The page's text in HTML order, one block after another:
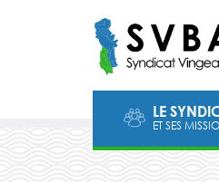
LE
ET SES